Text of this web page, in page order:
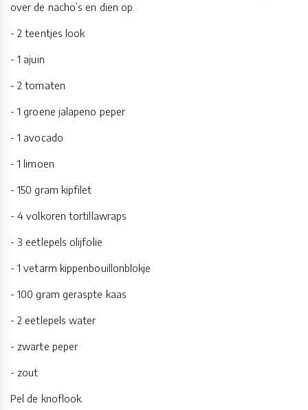
over de nacho’s en dien op.
- 2 teentjes look
- 1 ajuin
- 2 tomaten
- 1 groene jalapeno peper
- 1 avocado
- 1 limoen
- 150 gram kipfilet
- 4 volkoren tortillawraps
- 3 eetlepels olijfolie
- 1 vetarm kippenbouillonblokje
- 100 gram geraspte kaas
- 2 eetlepels water
- zwarte peper
- zout
Pel de knoflook.